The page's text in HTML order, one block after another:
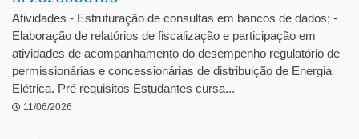
Atividades - Estruturação de consultas em bancos de dados; -
Elaboração de relatórios de fiscalização e participação em
atividades de acompanhamento do desempenho regulatório de
permissionárias e concessionárias de distribuição de Energia
Elétrica. Pré requisitos Estudantes cursa...
11/06/2026